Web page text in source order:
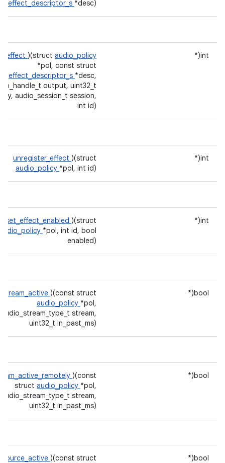
effect_descriptor_s *desc)
int(*
)(struct audio_policy
*pol, const struct
effect_descriptor_s *desc,
output, uint32_t
audio_session_t session,
int id)
int(*
unregister_effect )(struct
audio_policy *pol, int id)
int(*
set_effect_enabled )(struct
*pol, int id, bool
enabled)
bool(*
)(const struct
audio_policy *pol,
audio_stream_type_t stream,
uint32_t in_past_ms)
bool(*
)(const
struct audio_policy *pol,
audio_stream_type_t stream,
uint32_t in_past_ms)
bool(*
)(const struct